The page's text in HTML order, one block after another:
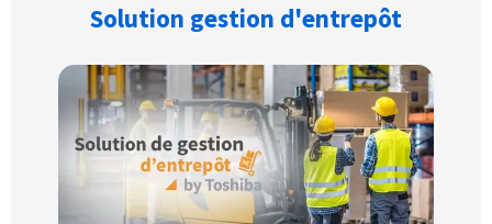
Solution gestion d'entrepôt